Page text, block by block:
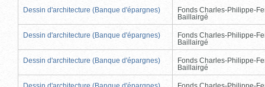
Dessin d'architecture (Banque d'épargnes)
Fonds Charles-Philippe-
Baillairgé
Dessin d'architecture (Banque d'épargnes)
Fonds Charles-Philippe-
Baillairgé
Dessin d'architecture (Banque d'épargnes)
Fonds Charles-Philippe-
Baillairgé